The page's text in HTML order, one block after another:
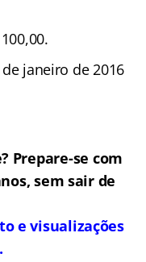
de janeiro de 2016
Prepare-se com
sem sair de
e visualizações